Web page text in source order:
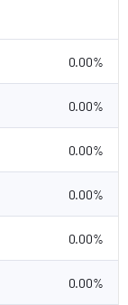
0.00%
0.00%
0.00%
0.00%
0.00%
0.00%